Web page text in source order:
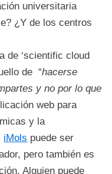
universitaria
¿Y de los centros
de ‘scientific cloud
de “hacerse
y no por lo que
web para
y la
iMols puede ser
pero también es
Alguien puede